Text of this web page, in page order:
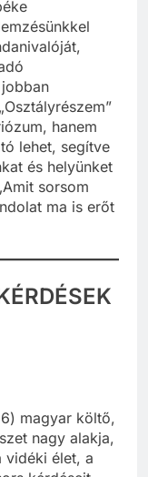
hanem
lehet, segítve
és helyünket
sorsom
ma is erőt
magyar költő,
nagy alakja,
vidéki élet, a